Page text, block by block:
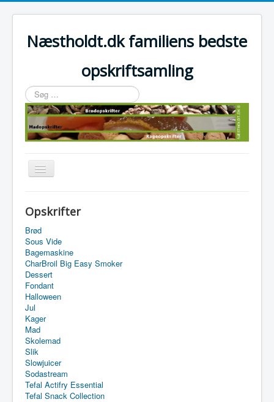
Næstholdt.dk familiens bedste
opskriftsamling
Søg
…
Skift
navigation
Tefal Actifry Essential
Opskrifter
Brød
Sous Vide
Bagemaskine
CharBroil Big Easy Smoker
Dessert
Fondant
Halloween
Jul
Kager
Mad
Skolemad
Slik
Slowjuicer
Sodastream
Tefal Actifry Essential
Tefal Snack Collection